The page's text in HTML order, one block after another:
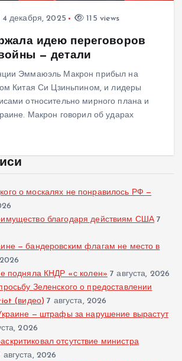
4 декабря, 2025 115 views
идею переговоров
— детали
Эммаюэль Макрон прибыл на
Китая Си Цзиньпином, и лидеры
относительно мирного плана и
Макрон говорил об ударах
о москалях не понравилось РФ —
благодаря действиям США 7
— бандеровским флагам не место в
подняла КНДР «с колен» 7 августа, 2026
Зеленского о предоставлении
(видео) 7 августа, 2026
— штрафы за нарушение вырастут
2026
отсутствие министра
августа, 2026